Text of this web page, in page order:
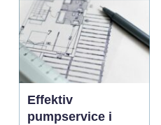
Effektiv
pumpservice i